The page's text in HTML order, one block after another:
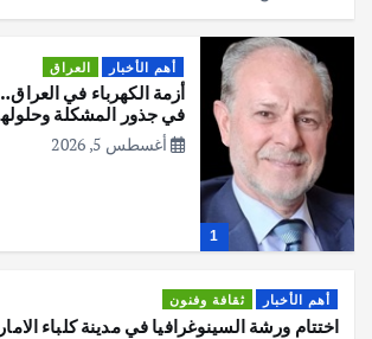
1
أهم الأخبار العراق
أزمة الكهرباء في
في جذور المشكلة
أغسطس 5, 2026
أهم الأخبار ثقافة وفنون
اختتام ورشة السينوغرافيا في مدينة كلباء